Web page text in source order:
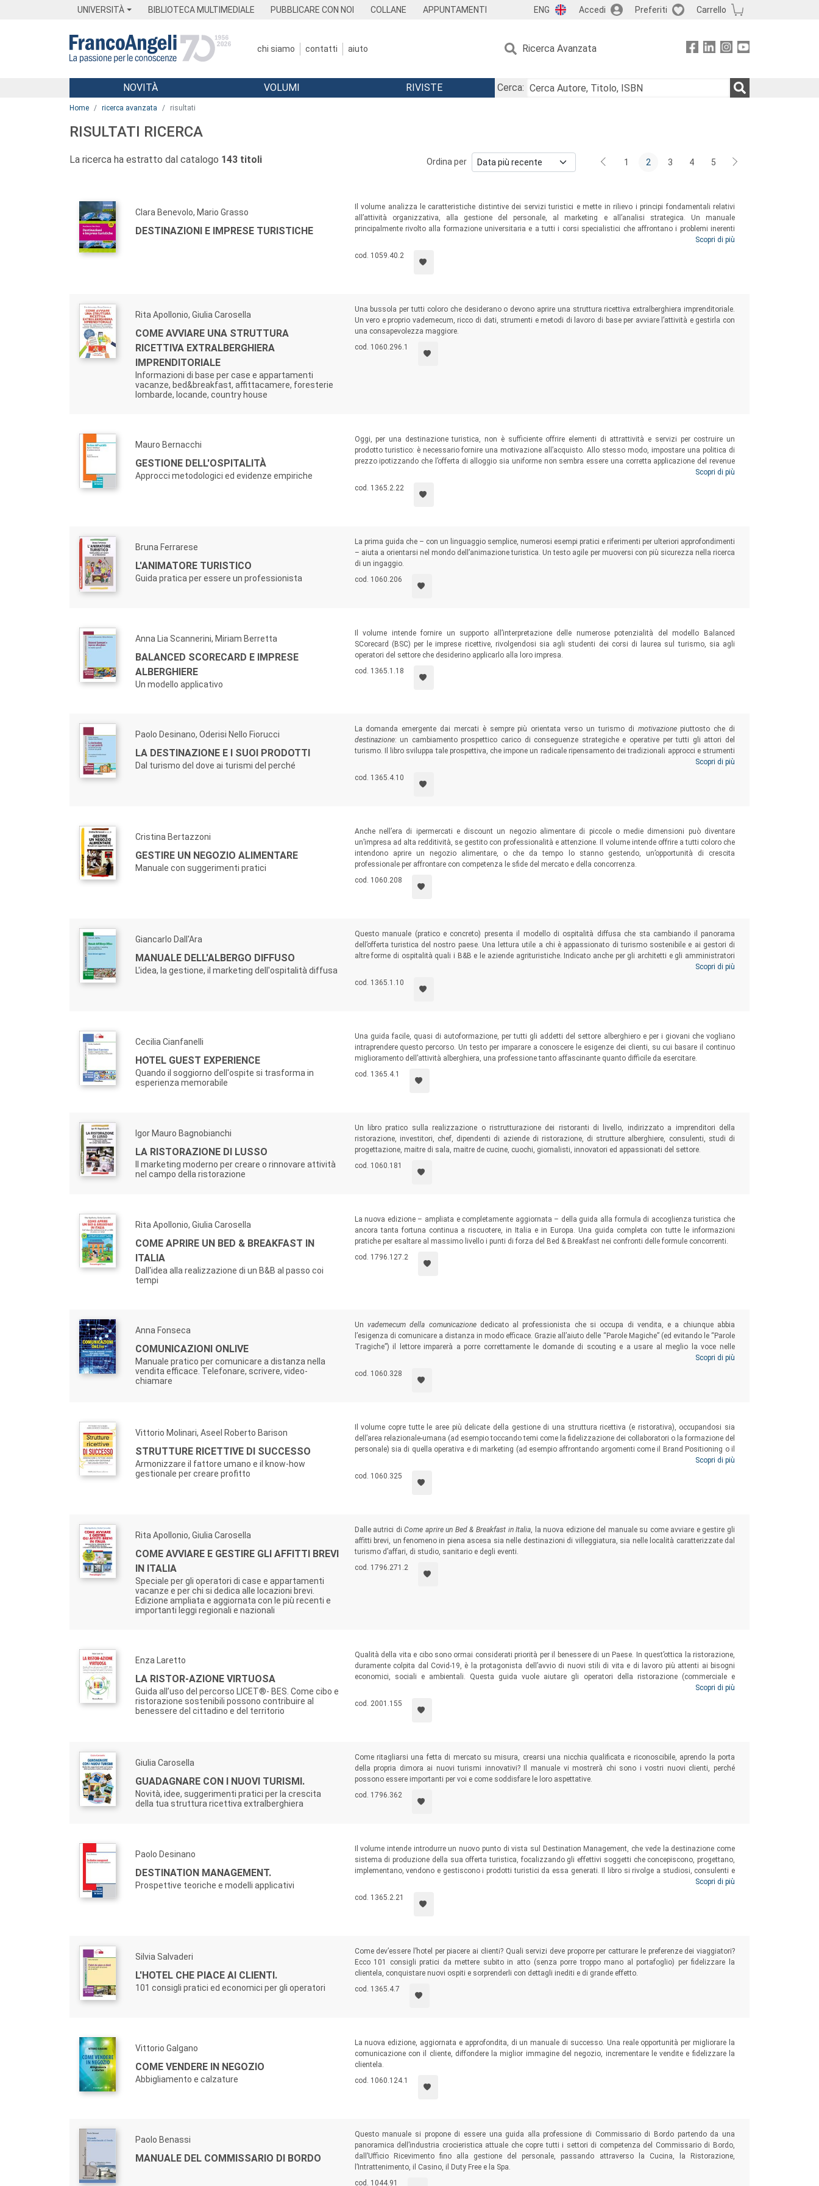
UNIVERSITÀ BIBLIOTECA MULTIMEDIALE PUBBLICARE CON NOI COLLANE APPUNTAMENTI ENG Accedi Preferiti Carrello
chi siamo contatti aiuto Ricerca Avanzata
Menu
NOVITÀ VOLUMI RIVISTE
Cerca:
Home ricerca avanzata risultati
RISULTATI RICERCA
La ricerca ha estratto dal catalogo 143 titoli Ordina per 1 2 3 4 5
Clara Benevolo, Mario Grasso
DESTINAZIONI E IMPRESE TURISTICHE
Il volume analizza le caratteristiche distintive dei servizi turistici e mette in rilievo i principi fondamentali relativi
all’attività organizzativa, alla gestione del personale, al marketing e all’analisi strategica. Un manuale
principalmente rivolto alla formazione universitaria e a tutti i corsi specialistici che affrontano i problemi inerenti
alla gestione delle imprese turistiche, ma anche a imprenditori, manager, esperti del settore turistico che intendano
confrontare la loro esperienza specifica con le argomentazioni proposte.
Scopri di più
cod. 1059.40.2
Rita Apollonio, Giulia Carosella
COME AVVIARE UNA STRUTTURA
RICETTIVA EXTRALBERGHIERA
IMPRENDITORIALE
Informazioni di base per case e appartamenti
vacanze, bed&breakfast, affittacamere, foresterie
lombarde, locande, country house
Una bussola per tutti coloro che desiderano o devono aprire una struttura ricettiva extralberghiera imprenditoriale.
Un vero e proprio vademecum, ricco di dati, strumenti e metodi di lavoro di base per avviare l’attività e gestirla con
una consapevolezza maggiore.
cod. 1060.296.1
Mauro Bernacchi
GESTIONE DELL'OSPITALITÀ
Approcci metodologici ed evidenze empiriche
Oggi, per una destinazione turistica, non è sufficiente offrire elementi di attrattività e servizi per costruire un
prodotto turistico: è necessario fornire una motivazione all’acquisto. Allo stesso modo, impostare una politica di
prezzo ipotizzando che l’offerta di alloggio sia uniforme non sembra essere una corretta applicazione del revenue
management. I contributi raccolti nel libro cercano di dare una soluzione a queste problematiche senza trascurare
l’importanza di valorizzare, anche nel settore turistico, le diversità culturali espresse dalle risorse umane.
Scopri di più
cod. 1365.2.22
Bruna Ferrarese
L'ANIMATORE TURISTICO
Guida pratica per essere un professionista
La prima guida che – con un linguaggio semplice, numerosi esempi pratici e riferimenti per ulteriori approfondimenti
– aiuta a orientarsi nel mondo dell’animazione turistica. Un testo agile per muoversi con più sicurezza nella ricerca
di un ingaggio.
cod. 1060.206
Anna Lia Scannerini, Miriam Berretta
BALANCED SCORECARD E IMPRESE
ALBERGHIERE
Un modello applicativo
Il volume intende fornire un supporto all’interpretazione delle numerose potenzialità del modello Balanced
SCorecard (BSC) per le imprese ricettive, rivolgendosi sia agli studenti dei corsi di laurea sul turismo, sia agli
operatori del settore che desiderino applicarlo alla loro impresa.
cod. 1365.1.18
Paolo Desinano, Oderisi Nello Fiorucci
LA DESTINAZIONE E I SUOI PRODOTTI
Dal turismo del dove ai turismi del perché
La domanda emergente dai mercati è sempre più orientata verso un turismo di motivazionepiuttosto che di
destinazione: un cambiamento prospettico carico di conseguenze strategiche e operative per tutti gli attori del
turismo. Il libro sviluppa tale prospettiva, che impone un radicale ripensamento dei tradizionali approcci e strumenti
. Un testo per quanti, in veste di business manager o di pubblici amministratori, sono
impegnati per innovare approcci tradizionali ad aprire prospettive inedite.
Scopri di più
cod. 1365.4.10
Cristina Bertazzoni
GESTIRE UN NEGOZIO ALIMENTARE
Manuale con suggerimenti pratici
Anche nell’era di ipermercati e discount un negozio alimentare di piccole o medie dimensioni può diventare
un’impresa ad alta redditività, se gestito con professionalità e attenzione. Il volume intende offrire a tutti coloro che
intendono aprire un negozio alimentare, o che da tempo lo stanno gestendo, un’opportunità di crescita
professionale per affrontare con competenza le sfide del mercato e della concorrenza.
cod. 1060.208
Giancarlo Dall'Ara
MANUALE DELL'ALBERGO DIFFUSO
L'idea, la gestione, il marketing dell'ospitalità diffusa
Questo manuale (pratico e concreto) presenta il modello di ospitalità diffusa che sta cambiando il panorama
dell’offerta turistica del nostro paese. Una lettura utile a chi è appassionato di turismo sostenibile e ai gestori di
altre forme di ospitalità quali i B&B e le aziende agrituristiche. Indicato anche per gli architetti e gli amministratori
Scopri di più
cod. 1365.1.10
Cecilia Cianfanelli
HOTEL GUEST EXPERIENCE
Quando il soggiorno dell'ospite si trasforma in
esperienza memorabile
Una guida facile, quasi di autoformazione, per tutti gli addetti del settore alberghiero e per i giovani che vogliano
intraprendere questo percorso. Un testo per imparare a conoscere le esigenze dei clienti, su cui basare il continuo
miglioramento dell’attività alberghiera, una professione tanto affascinante quanto difficile da esercitare.
cod. 1365.4.1
Igor Mauro Bagnobianchi
LA RISTORAZIONE DI LUSSO
Il marketing moderno per creare o rinnovare attività
nel campo della ristorazione
Un libro pratico sulla realizzazione o ristrutturazione dei ristoranti di livello, indirizzato a imprenditori della
ristorazione, investitori, chef, dipendenti di aziende di ristorazione, di strutture alberghiere, consulenti, studi di
progettazione, maitre di sala, maitre de cucine, cuochi, giornalisti, innovatori ed appassionati del settore.
cod. 1060.181
Rita Apollonio, Giulia Carosella
COME APRIRE UN BED & BREAKFAST IN
ITALIA
Dall'idea alla realizzazione di un B&B al passo coi
tempi
La nuova edizione – ampliata e completamente aggiornata – della guida alla formula di accoglienza turistica che
ancora tanta fortuna continua a riscuotere, in Italia e in Europa. Una guida completa con tutte le informazioni
pratiche per esaltare al massimo livello i punti di forza del Bed & Breakfast nei confronti delle formule concorrenti.
cod. 1796.127.2
Anna Fonseca
COMUNICAZIONI ONLIVE
Manuale pratico per comunicare a distanza nella
vendita efficace. Telefonare, scrivere, video-
chiamare
Un vademecum della comunicazionededicato al professionista che si occupa di vendita, e a chiunque abbia
l’esigenza di comunicare a distanza in modo efficace. Grazie all’aiuto delle “Parole Magiche” (ed evitando le “Parole
Tragiche”) il lettore imparerà a porre correttamente le domande di scouting e a usare al meglio la voce nelle
differenti occasioni. Troverà inoltre indicazioni per ascoltare in modo partecipativo e, in generale, assumere
l’approccio più adeguato a telefonare, scrivere, video-chiamare e scrivere in chat.
Scopri di più
cod. 1060.328
Vittorio Molinari, Aseel Roberto Barison
STRUTTURE RICETTIVE DI SUCCESSO
Armonizzare il fattore umano e il know-how
gestionale per creare profitto
Il volume copre tutte le aree più delicate della gestione di una struttura ricettiva (e ristorativa), occupandosi sia
dell’area relazionale-umana (ad esempio toccando temi come la fidelizzazione dei collaboratori o la formazione del
personale) sia di quella operativa e di marketing (ad esempio affrontando argomenti come il Brand Positioning o il
Revenue). Un testo particolarmente indicato per chi possiede o lavora in una struttura ad alto impatto relazionale,
per mettere a fuoco elementi della propria organizzazione che possono essere curati in modo più funzionale.
Scopri di più
cod. 1060.325
Rita Apollonio, Giulia Carosella
COME AVVIARE E GESTIRE GLI AFFITTI BREVI
IN ITALIA
Speciale per gli operatori di case e appartamenti
vacanze e per chi si dedica alle locazioni brevi.
Edizione ampliata e aggiornata con le più recenti e
importanti leggi regionali e nazionali
Dalle autrici diCome aprire un Bed & Breakfast in Italia, la nuova edizione del manuale su come avviare e gestire gli
affitti brevi, un fenomeno in piena ascesa sia nelle destinazioni di villeggiatura, sia nelle località caratterizzate dal
turismo d’affari, di studio, sanitario e degli eventi.
cod. 1796.271.2
Enza Laretto
LA RISTOR-AZIONE VIRTUOSA
Guida all’uso del percorso LICET®- BES. Come cibo e
ristorazione sostenibili possono contribuire al
benessere del cittadino e del territorio
Qualità della vita e cibo sono ormai considerati priorità per il benessere di un Paese. In quest’ottica la ristorazione,
duramente colpita dal Covid-19, è la protagonista dell’avvio di nuovi stili di vita e di lavoro più attenti ai bisogni
economici, sociali e ambientali. Questa guida vuole aiutare gli operatori della ristorazione (commerciale e
collettiva), chi elabora capitolati e anche i clienti/utenti a collaborare in modo organizzato e far proprie e applicare le
8 fasi del percorso di sviluppo sostenibile partecipato LICET®-BES.
Scopri di più
cod. 2001.155
Giulia Carosella
GUADAGNARE CON I NUOVI TURISMI.
Novità, idee, suggerimenti pratici per la crescita
della tua struttura ricettiva extralberghiera
Come ritagliarsi una fetta di mercato su misura, crearsi una nicchia qualificata e riconoscibile, aprendo la porta
della propria dimora ai nuovi turismi innovativi? Il manuale vi mostrerà chi sono i vostri nuovi clienti, perché
possono essere importanti per voi e come soddisfare le loro aspettative.
cod. 1796.362
Paolo Desinano
DESTINATION MANAGEMENT.
Prospettive teoriche e modelli applicativi
Il volume intende introdurre un nuovo punto di vista sul Destination Management, che vede la destinazione come
sistema di produzione della sua offerta turistica, focalizzando gli effettivi soggetti che concepiscono, progettano,
implementano, vendono e gestiscono i prodotti turistici da essa generati. Il libro si rivolge a studiosi, consulenti e
studenti, ma anche a business manager e pubblici amministratori interessati ad approfondire l’articolata tematica
del destination management.
Scopri di più
cod. 1365.2.21
Silvia Salvaderi
L'HOTEL CHE PIACE AI CLIENTI.
101 consigli pratici ed economici per gli operatori
Come dev’essere l’hotel per piacere ai clienti? Quali servizi deve proporre per catturare le preferenze dei viaggiatori?
Ecco 101 consigli pratici da mettere subito in atto (senza porre troppo mano al portafoglio) per fidelizzare la
clientela, conquistare nuovi ospiti e sorprenderli con dettagli inediti e di grande effetto.
cod. 1365.4.7
Vittorio Galgano
COME VENDERE IN NEGOZIO
Abbigliamento e calzature
La nuova edizione, aggiornata e approfondita, di un manuale di successo. Una reale opportunità per migliorare la
comunicazione con il cliente, diffondere la miglior immagine del negozio, incrementare le vendite e fidelizzare la
clientela.
cod. 1060.124.1
Paolo Benassi
MANUALE DEL COMMISSARIO DI BORDO
Questo manuale si propone di essere una guida alla professione di Commissario di Bordo partendo da una
panoramica dell’industria crocieristica attuale che copre tutti i settori di competenza del Commissario di Bordo,
dall’Ufficio Ricevimento fino alla gestione del personale, passando attraverso la Cucina, la Ristorazione,
l’Intrattenimento, il Casino, il Duty Free e la Spa.
cod. 1044.91